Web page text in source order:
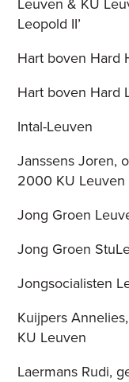
Leuven & KU
Leopold II’
Hart boven Hard
Hart boven Hard
Intal-Leuven
Janssens Joren,
2000 KU Leuven
Jong Groen
Jong Groen
Jongsocialisten
Kuijpers
KU Leuven
Laermans Rudi,